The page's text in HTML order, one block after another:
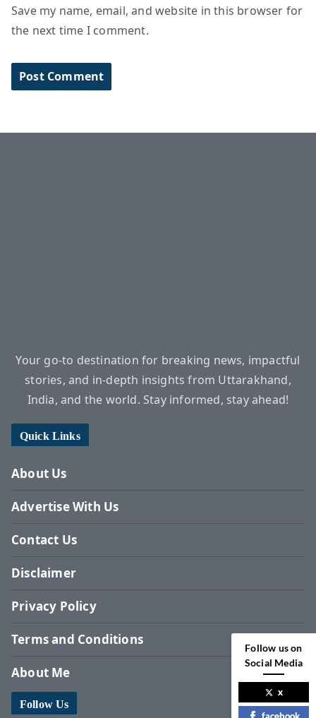
Save my name, email, and website in this browser for
the next time I comment.
Your go-to destination for breaking news, impactful
stories, and in-depth insights from Uttarakhand,
India, and the world. Stay informed, stay ahead!
Quick Links
About Us
Advertise With Us
Contact Us
Disclaimer
Privacy Policy
Terms and Conditions
About Me
Follow Us
Follow us on
Social Media
x